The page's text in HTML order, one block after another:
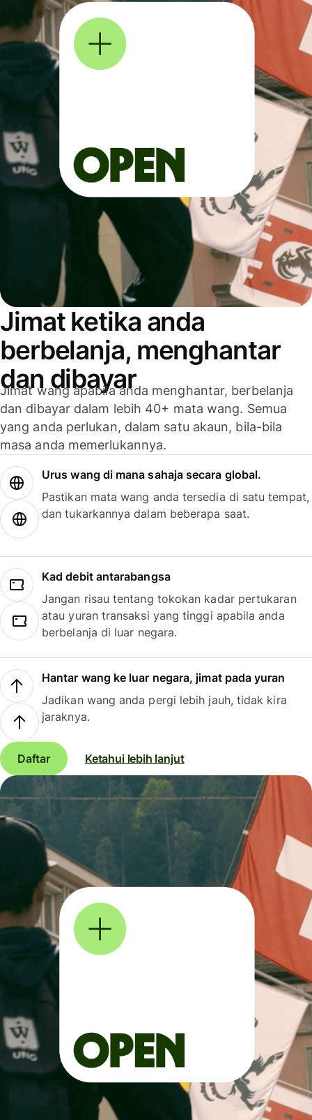
Jimat ketika anda
berbelanja, menghantar
dan dibayar
Jimat wang apabila anda menghantar, berbelanja
dan dibayar dalam lebih 40+ mata wang. Semua
yang anda perlukan, dalam satu akaun, bila-bila
masa anda memerlukannya.
Urus wang di mana sahaja secara global.
Pastikan mata wang anda tersedia di satu tempat,
dan tukarkannya dalam beberapa saat.
Kad debit antarabangsa
Jangan risau tentang tokokan kadar pertukaran
atau yuran transaksi yang tinggi apabila anda
berbelanja di luar negara.
Hantar wang ke luar negara, jimat pada yuran
Jadikan wang anda pergi lebih jauh, tidak kira
jaraknya.
Daftar Ketahui lebih lanjut